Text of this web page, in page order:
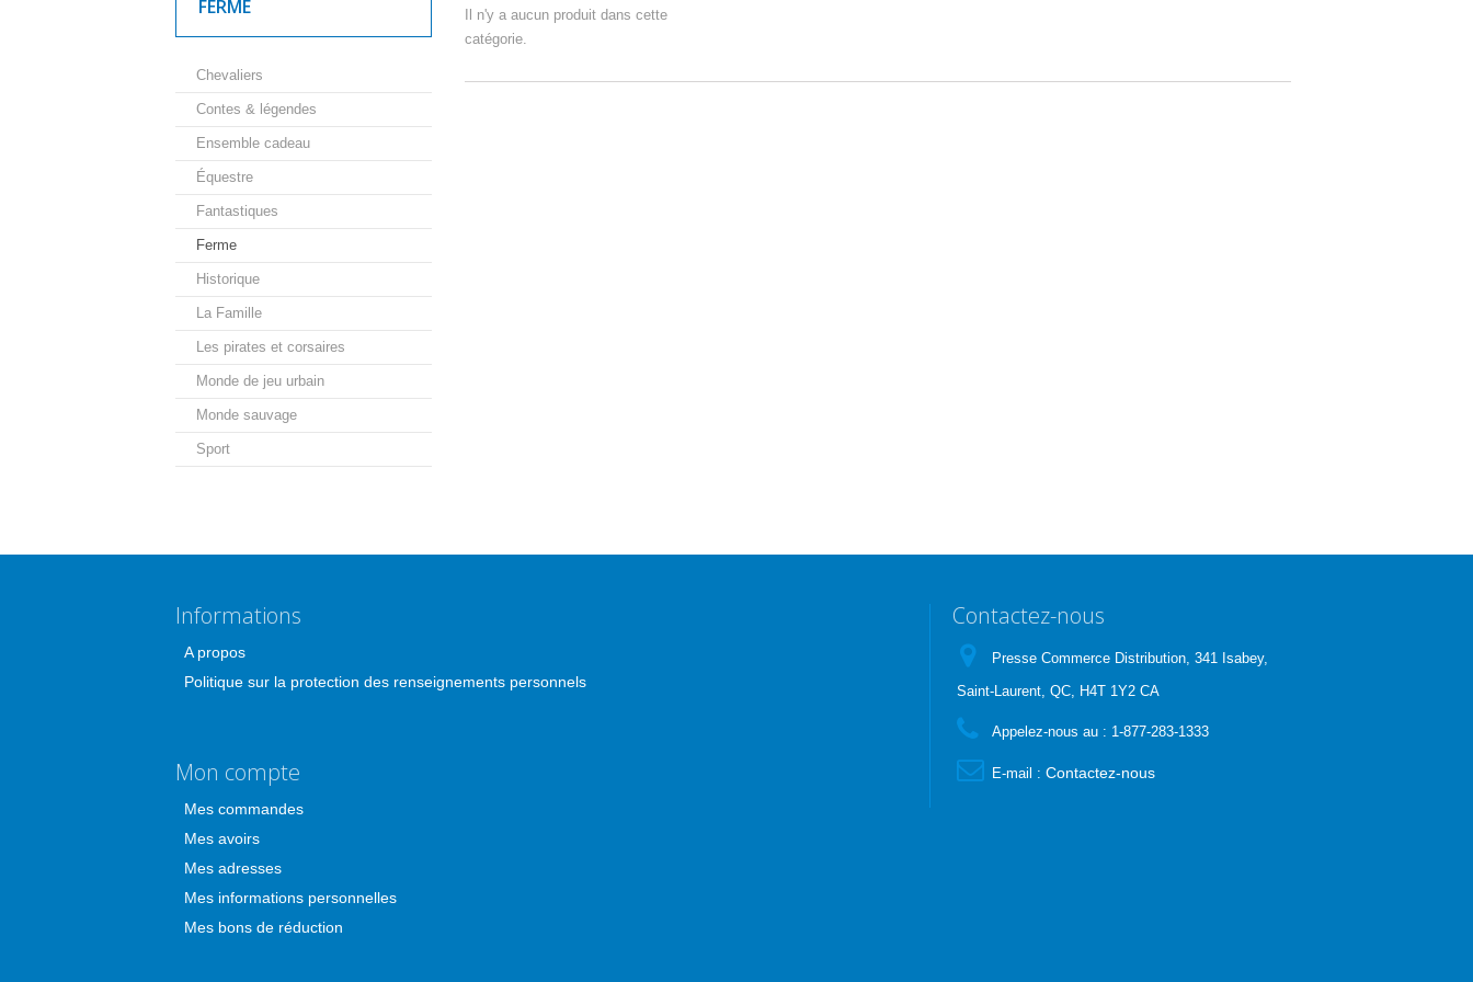
FERME
Chevaliers
Contes & légendes
Ensemble cadeau
Équestre
Fantastiques
Ferme
Historique
La Famille
Les pirates et corsaires
Monde de jeu urbain
Monde sauvage
Sport
Il n'y a aucun produit dans cette
catégorie.
Informations
A propos
Politique sur la protection des renseignements personnels
Contactez-nous
Presse Commerce Distribution, 341 Isabey,
Saint-Laurent, QC, H4T 1Y2 CA
Appelez-nous au : 1-877-283-1333
E-mail : Contactez-nous
Mon compte
Mes commandes
Mes avoirs
Mes adresses
Mes informations personnelles
Mes bons de réduction